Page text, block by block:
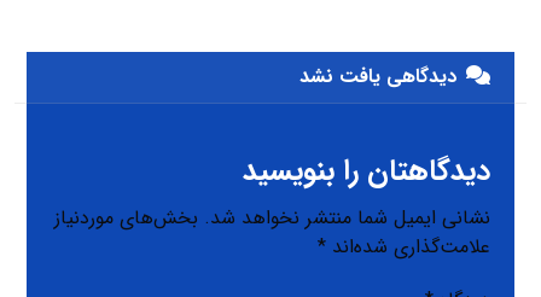
دیدگاهی یافت نشد
دیدگاهتان را بنویسید
نشانی ایمیل شما منتشر نخواهد شد. بخش‌های موردنیاز
علامت‌گذاری شده‌اند*